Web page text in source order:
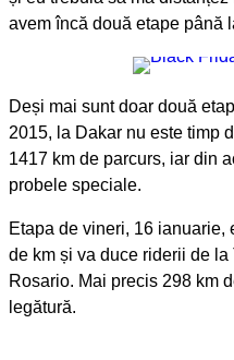
avem încă două etape până
Deși mai sunt doar două
2015, la Dakar nu este timp
1417 km de parcurs, iar din
probele speciale.
Etapa de vineri, 16 ianuarie,
de km și va duce riderii de
Rosario. Mai precis 298 km
legătură.